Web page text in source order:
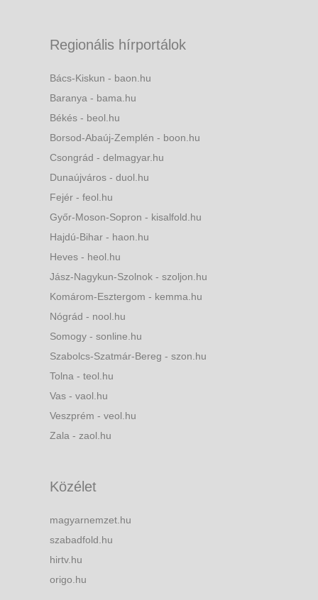
Regionális hírportálok
Bács-Kiskun - baon.hu
Baranya - bama.hu
Békés - beol.hu
Borsod-Abaúj-Zemplén - boon.hu
Csongrád - delmagyar.hu
Dunaújváros - duol.hu
Fejér - feol.hu
Győr-Moson-Sopron - kisalfold.hu
Hajdú-Bihar - haon.hu
Heves - heol.hu
Jász-Nagykun-Szolnok - szoljon.hu
Komárom-Esztergom - kemma.hu
Nógrád - nool.hu
Somogy - sonline.hu
Szabolcs-Szatmár-Bereg - szon.hu
Tolna - teol.hu
Vas - vaol.hu
Veszprém - veol.hu
Zala - zaol.hu
Közélet
magyarnemzet.hu
szabadfold.hu
hirtv.hu
origo.hu